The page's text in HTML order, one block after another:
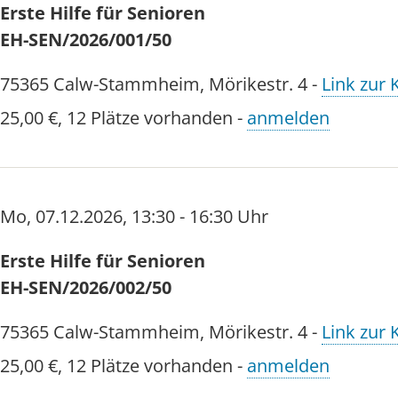
Erste Hilfe für Senioren
EH-SEN/2026/001/50
75365 Calw-Stammheim, Mörikestr. 4- Link zur
25,00 €, 12 Plätze vorhanden - anmelden
Mo, 07.12.2026, 13:30 - 16:30 Uhr
Erste Hilfe für Senioren
EH-SEN/2026/002/50
75365 Calw-Stammheim, Mörikestr. 4- Link zur
25,00 €, 12 Plätze vorhanden - anmelden